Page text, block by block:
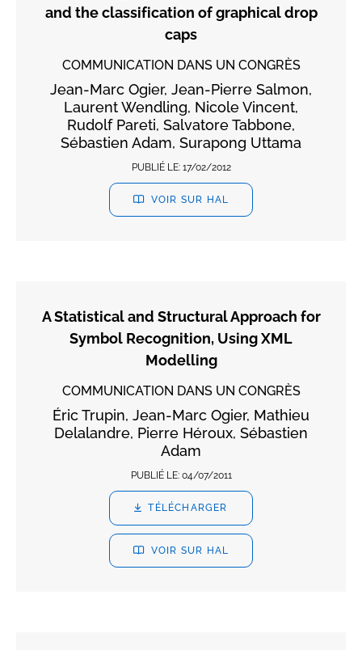
and the classification of graphical drop
caps
COMMUNICATION DANS UN CONGRÈS
Jean-Marc Ogier, Jean-Pierre Salmon,
Laurent Wendling, Nicole Vincent,
Rudolf Pareti, Salvatore Tabbone,
Sébastien Adam, Surapong Uttama
PUBLIÉ LE: 17/02/2012
VOIR SUR HAL
A Statistical and Structural Approach for
Symbol Recognition, Using XML
Modelling
COMMUNICATION DANS UN CONGRÈS
Éric Trupin, Jean-Marc Ogier, Mathieu
Delalandre, Pierre Héroux, Sébastien
Adam
PUBLIÉ LE: 04/07/2011
TÉLÉCHARGER
VOIR SUR HAL